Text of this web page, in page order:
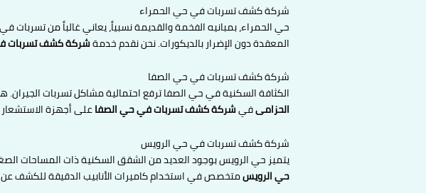
شركة كشف تسربات في حي الحمراء
حي الحمراء، بمبانيه الفخمة والقديمة نسبياً، يعاني غالباً من
المعقدة دون الإضرار بالديكورات. نحن نقدم خدمةشركة كشف تسربات
شركة كشف تسربات في حي الصفا
الكثافة السكنية في حي الصفا ترفع احتمالية مشاكل تسربات الجيران.
الحزامىفيشركة كشف تسربات في حي الصفاعلى أجهزة الاستشعار
شركة كشف تسربات في حي الرويس
يتميز حي الرويس بوجود العديد من الشقق السكنية ذات المساحات
حي الرويسمتخصص في استخدام كاميرات الأنابيب الدقيقة للكشف